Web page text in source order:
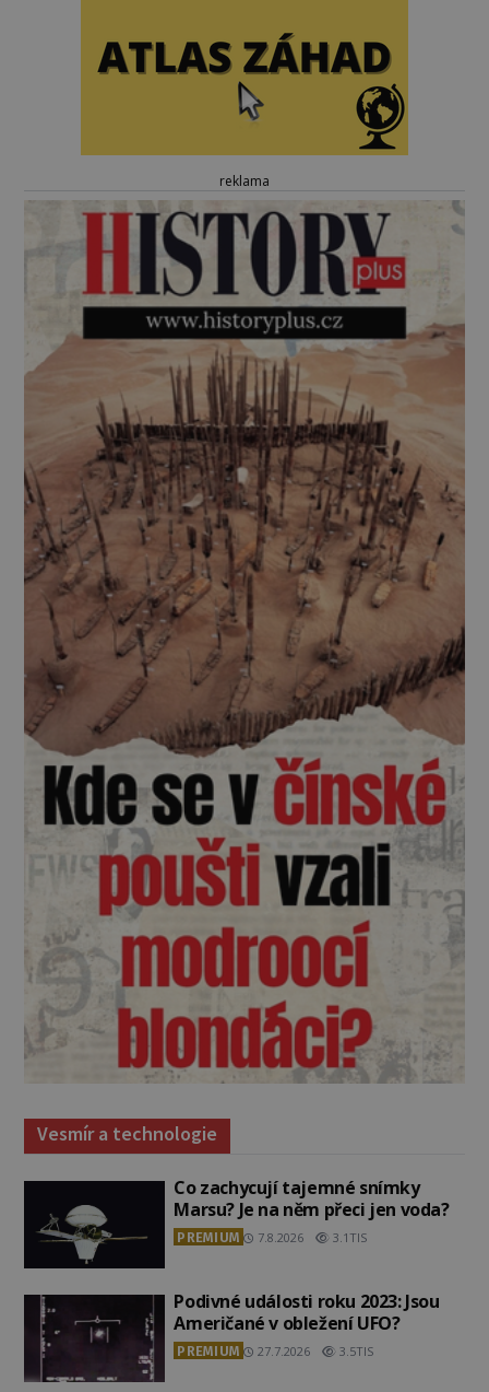
reklama
Vesmír a technologie
Co zachycují tajemné snímky
Marsu? Je na něm přeci jen voda?
PREMIUM 7.8.2026 3.1TIS
Podivné události roku 2023: Jsou
Američané v obležení UFO?
PREMIUM 27.7.2026 3.5TIS